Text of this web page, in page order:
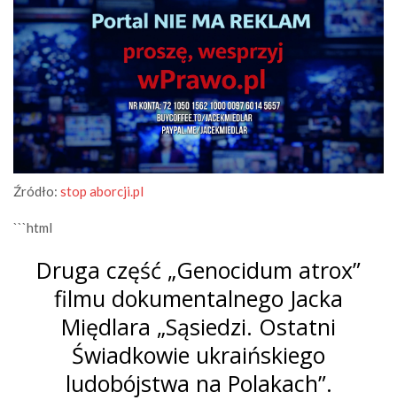
Źródło: stop aborcji.pl
```html
Druga część „Genocidum atrox”
filmu dokumentalnego Jacka
Międlara „Sąsiedzi. Ostatni
Świadkowie ukraińskiego
ludobójstwa na Polakach”.